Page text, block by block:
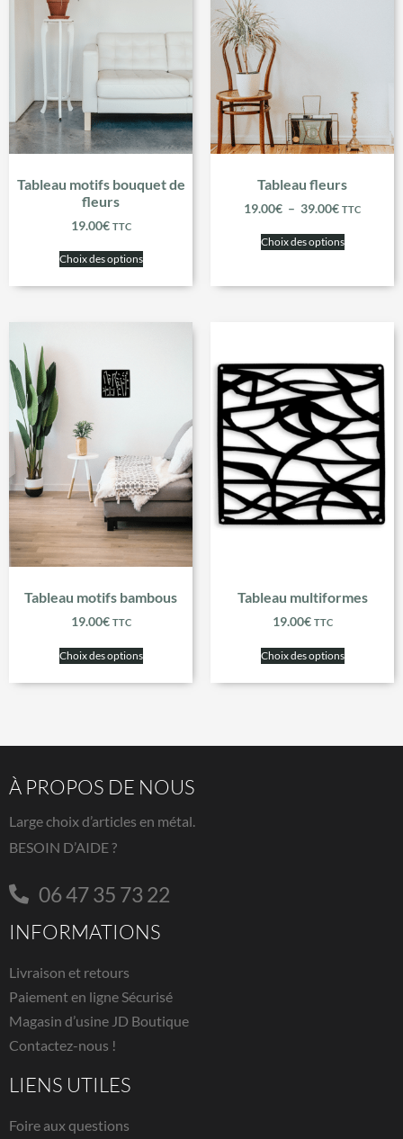
Tableau motifs bouquet de
fleurs
19.00€ TTC
Choix des options
Tableau fleurs
19.00€ – 39.00€ TTC
Choix des options
Tableau motifs bambous
19.00€ TTC
Choix des options
Tableau multiformes
19.00€ TTC
Choix des options
À PROPOS DE NOUS
Large choix d’articles en métal.
BESOIN D’AIDE ?
06 47 35 73 22
INFORMATIONS
Livraison et retours
Paiement en ligne Sécurisé
Magasin d’usine JD Boutique
Contactez-nous !
LIENS UTILES
Foire aux questions